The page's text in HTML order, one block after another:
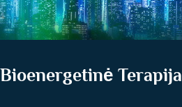
Terapija